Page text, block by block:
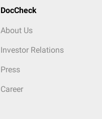
DocCheck
About Us
Investor Relations
Press
Career